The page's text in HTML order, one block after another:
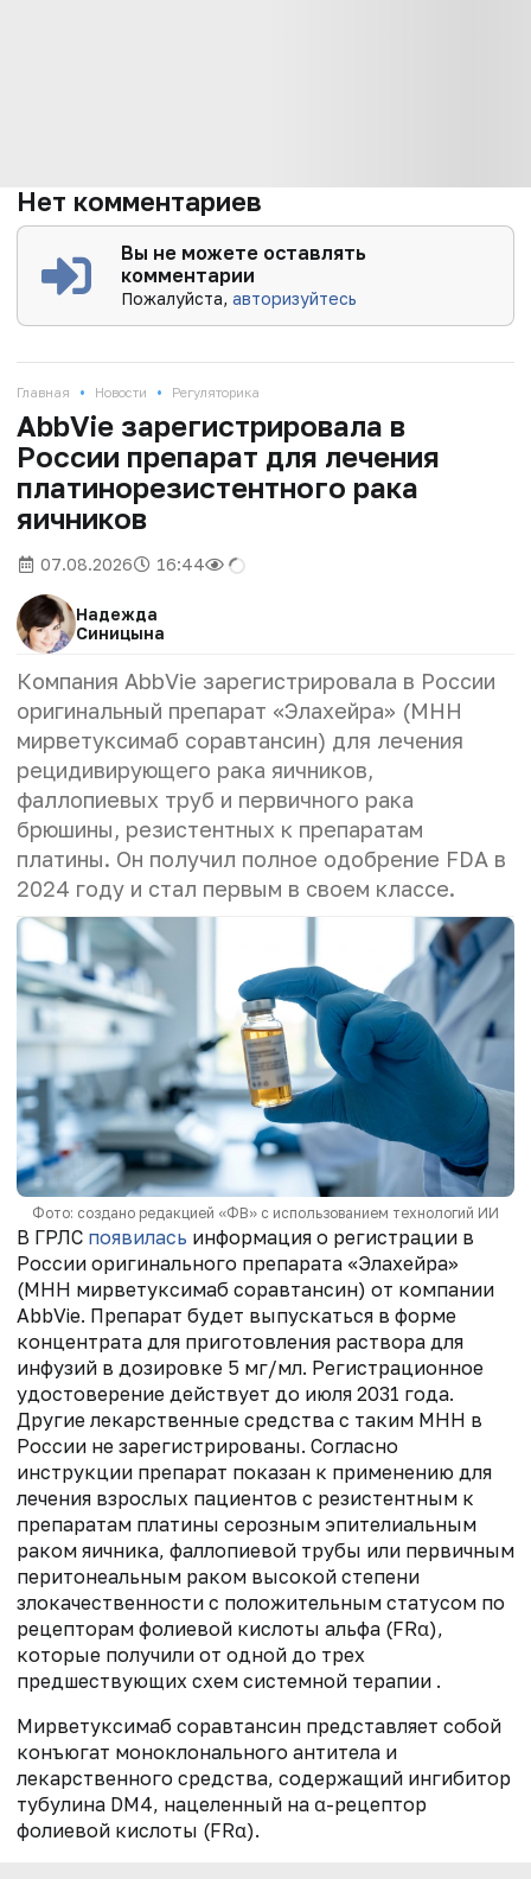
Нет комментариев
Вы не можете оставлять
комментарии
Пожалуйста,авторизуйтесь
Главная • Новости • Регуляторика
AbbVie зарегистрировала в
России препарат для лечения
платинорезистентного рака
яичников
07.08.2026 16:44
Надежда
Синицына
Компания AbbVie зарегистрировала в России
оригинальный препарат «Элахейра» (МНН
мирветуксимаб соравтансин) для лечения
рецидивирующего рака яичников,
фаллопиевых труб и первичного рака
брюшины, резистентных к препаратам
платины. Он получил полное одобрение FDA в
2024 году и стал первым в своем классе.
Фото: создано редакцией «ФВ» с использованием технологий ИИ
В ГРЛС появилась информация о регистрации в
России оригинального препарата «Элахейра»
(МНН мирветуксимаб соравтансин) от компании
AbbVie. Препарат будет выпускаться в форме
концентрата для приготовления раствора для
инфузий в дозировке 5 мг/мл. Регистрационное
удостоверение действует до июля 2031 года.
Другие лекарственные средства с таким МНН в
России не зарегистрированы. Согласно
инструкции препарат показан к применению для
лечения взрослых пациентов с резистентным к
препаратам платины серозным эпителиальным
раком яичника, фаллопиевой трубы или первичным
перитонеальным раком высокой степени
злокачественности с положительным статусом по
рецепторам фолиевой кислоты альфа (FRα),
которые получили от одной до трех
предшествующих схем системной терапии .
Мирветуксимаб соравтансин представляет собой
конъюгат моноклонального антитела и
лекарственного средства, содержащий ингибитор
тубулина DM4, нацеленный на α-рецептор
фолиевой кислоты (FRα).